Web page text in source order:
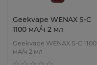
Geekvape WENAX S-C
1100 мА/ч 2 мл
Geekvape WENAX S-C 1100
мА/ч 2 мл